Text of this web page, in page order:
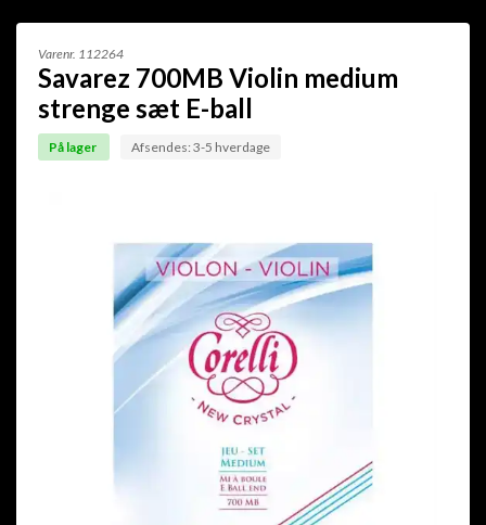
Varenr. 112264
Savarez 700MB Violin medium
strenge sæt E-ball
På lager Afsendes: 3-5 hverdage